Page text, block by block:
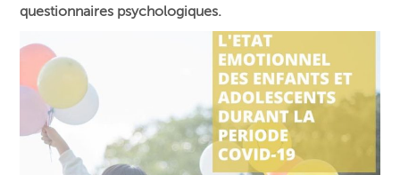
questionnaires psychologiques.